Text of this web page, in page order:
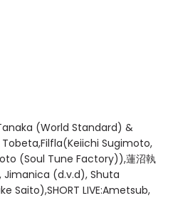
(World Standard) &
Sugimoto,
(Soul Tune Factory)),蓮沼執
Jimanica (d.v.d), Shuta
Saito),SHORT LIVE:Ametsub,